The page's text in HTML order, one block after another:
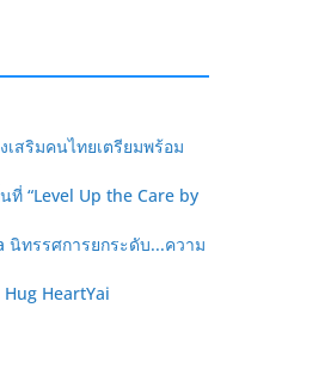
สริมคนไทยเตรียมพร้อม
ที่ “Level Up the Care by
นิทรรศการยกระดับ...ความ
HeartYai